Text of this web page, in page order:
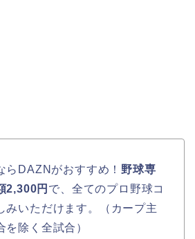
らDAZNがおすすめ！ 野球専
2,300円 で、全てのプロ野球コ
みいただけます。（カープ主
除く全試合）